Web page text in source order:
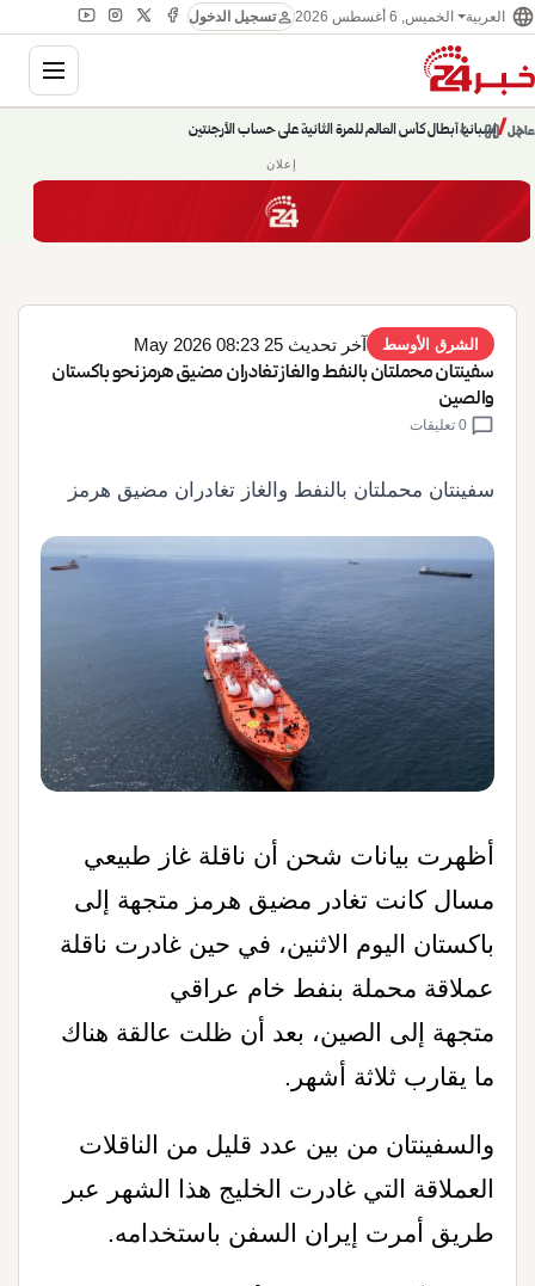
language العربية الخميس, 6 أغسطس 2026 personتسجيل الدخول
عاجل/
إسبانيا أبطال كأس العالم للمرة الثانية على حساب الأرجنتين
حديث الساعة: سيناريوهات قادمة 745
chevron_right
pause
chevron_left
إعلان
الشرق الأوسط آخر تحديث 25 May 2026 08:23
سفينتان محملتان بالنفط والغاز تغادران مضيق هرمز نحو باكستان
والصين
chat_bubble
سفينتان محملتان بالنفط والغاز تغادران مضيق هرمز
أظهرت بيانات شحن أن ناقلة غاز طبيعي
مسال كانت تغادر مضيق هرمز متجهة إلى
باكستان اليوم الاثنين، في حين غادرت ناقلة
عملاقة محملة بنفط خام عراقي
متجهة إلى الصين، بعد أن ظلت عالقة هناك
ما يقارب ثلاثة أشهر .
والسفينتان من بين عدد قليل من الناقلات
العملاقة التي غادرت الخليج هذا الشهر عبر
طريق أمرت إيران السفن باستخدامه.